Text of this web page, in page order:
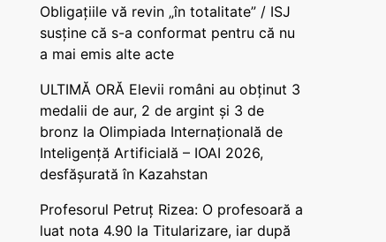
Obligațiile vă revin „în totalitate” / ISJ
susține că s-a conformat pentru că nu
a mai emis alte acte
ULTIMĂ ORĂ Elevii români au obținut 3
medalii de aur, 2 de argint și 3 de
bronz la Olimpiada Internațională de
Inteligență Artificială – IOAI 2026,
desfășurată în Kazahstan
Profesorul Petruț Rizea: O profesoară a
luat nota 4.90 la Titularizare, iar după